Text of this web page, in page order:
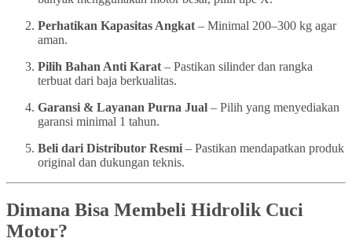
Perhatikan Kapasitas Angkat – Minimal 200–300 kg agar
aman.
Pilih Bahan Anti Karat – Pastikan silinder dan rangka
terbuat dari baja berkualitas.
Garansi & Layanan Purna Jual – Pilih yang menyediakan
garansi minimal 1 tahun.
Beli dari Distributor Resmi – Pastikan mendapatkan produk
original dan dukungan teknis.
Dimana Bisa Membeli Hidrolik Cuci
Motor?